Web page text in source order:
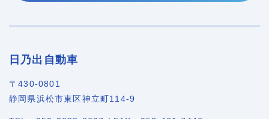
日乃出自動車
〒430-0801
静岡県浜松市東区神立町114-9